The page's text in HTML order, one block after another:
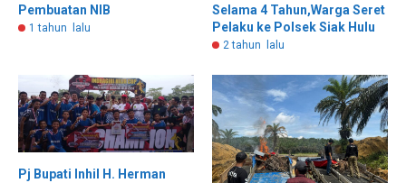
Pembuatan NIB
1 tahun lalu
Selama 4 Tahun,Warga Seret
Pelaku ke Polsek Siak Hulu
2 tahun lalu
Pj Bupati Inhil H. Herman